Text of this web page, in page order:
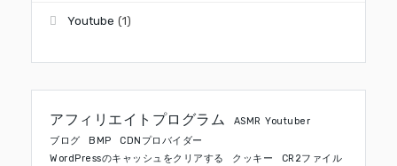
Youtube (1)
アフィリエイトプログラム
ASMR Youtuber
ブログ
BMP
CDNプロバイダー
WordPressのキャッシュをクリアする
クッキー
CR2ファイル